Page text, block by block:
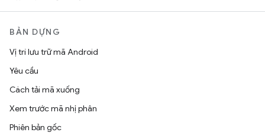
BẢN DỰNG
Vị trí lưu trữ mã Android
Yêu cầu
Cách tải mã xuống
Xem trước mã nhị phân
Phiên bản gốc